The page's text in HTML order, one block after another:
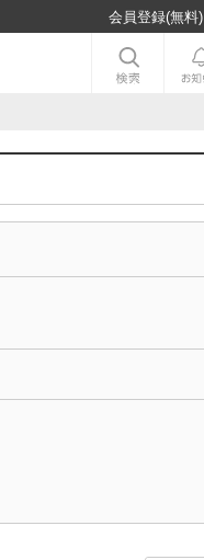
会員登録(無料)